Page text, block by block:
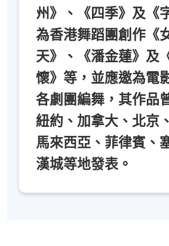
州》、《四季》及《
為香港舞蹈團創作《
天》、《潘金蓮》及
懷》等，並應邀為電
各劇團編舞，其作品
紐約、加拿大、北京
馬來西亞、菲律賓、
漢城等地發表。